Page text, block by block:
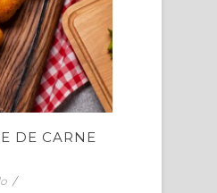
DE CARNE
/